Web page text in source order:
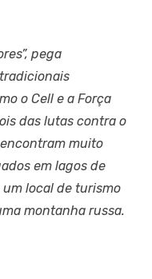
pega
o Cell e a Força
das lutas contra o
muito
em lagos de
local de turismo
montanha russa.